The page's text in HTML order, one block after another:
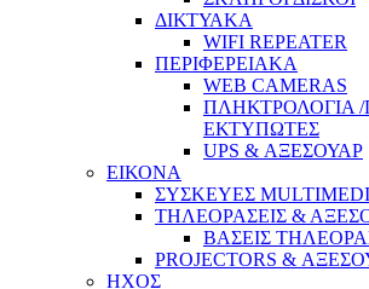
ΔΙΚΤΥΑΚΑ
WIFI REPEATER
ΠΕΡΙΦΕΡΕΙΑΚΑ
WEB CAMERAS
ΠΛΗΚΤΡΟΛΟΓΙΑ /
ΕΚΤΥΠΩΤΕΣ
UPS & ΑΞΕΣΟΥΑΡ
ΕΙΚΟΝΑ
ΣΥΣΚΕΥΕΣ
ΤΗΛΕΟΡΑΣΕΙΣ &
ΒΑΣΕΙΣ
PROJECTORS &
ΗΧΟΣ